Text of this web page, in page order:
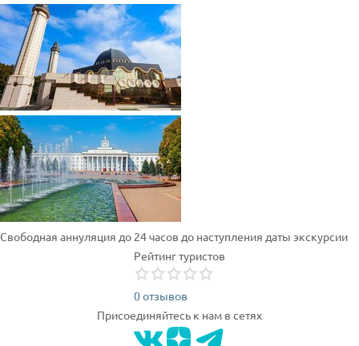
Свободная аннуляция до 24 часов до наступления даты экскурсии
Рейтинг туристов
0 отзывов
Присоединяйтесь к нам в сетях